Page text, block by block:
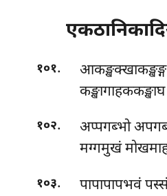
१०१.
१०२.
अप्पगब्भो
मग्गमुखं
१०३.
पापापापभवं